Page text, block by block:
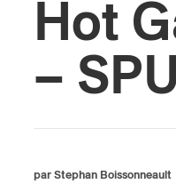
Hot
–
par Stephan Boissonneault